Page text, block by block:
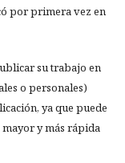
por primera vez en
su trabajo en
o personales)
ya que puede
y más rápida